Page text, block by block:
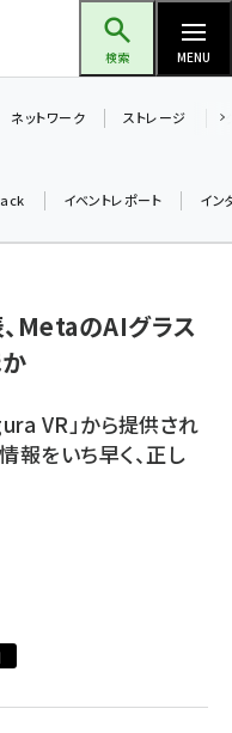
検索 MENU
築いた勝利の絆～ (2297)
ネットワーク ストレージ
イベントレポート イン
MetaのAIグラス
VR」から提供され
報をいち早く、正し